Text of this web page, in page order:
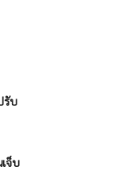
รับ
จ็บ